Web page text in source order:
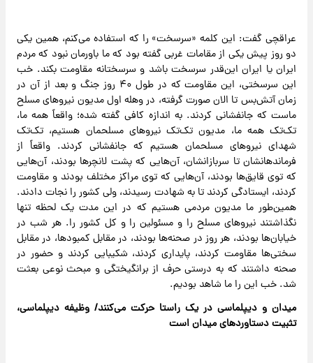
عراقچی گفت: این کلمه «سرسخت» را که استفاده می‌کنم، همین یکی
دو روز پیش یکی از مقامات غربی گفته بود که ما باورمان نبود که مردم
ایران یا ایران این‌قدر سرسخت باشد و سرسختانه مقاومت بکند. خب
این سرسختی، این مقاومت که در طول ۴۰ روز جنگ و بعد از آن در
زمان آتش‌بس تا الان صورت گرفته، در وهله اول مدیون نیروهای مسلح
ماست که جانفشانی کردند. به اندازه کافی گفته شده؛ واقعاً همه ما،
تک‌تک همه ما، مدیون تک‌تک نیروهای مسلحمان هستیم، تک‌تک
شهدای نیروهای مسلحمان هستیم که جانفشانی کردند. واقعاً از
فرماندهانشان تا سربازانشان، آن‌هایی که پشت لانچرها بودند، آن‌هایی
که توی قایق‌ها بودند، آن‌هایی که توی مراکز مختلف بودند و مقاومت
کردند، ایستادگی کردند تا به شهادت رسیدند، ولی کشور را نجات دادند.
همین‌طور ما مدیون مردمی هستیم که در این مدت یک لحظه تنها
نگذاشتند نیروهای مسلح را و مسئولین را و کل کشور را. هر شب در
خیابان‌ها بودند، هر روز در صحنه‌ها بودند، در مقابل کمبودها، در مقابل
سختی‌ها مقاومت کردند، پایداری کردند، شکیبایی کردند و حضور در
صحنه داشتند که به درستی حرف از برانگیختگی و مبحث نوعی بعثت
شد. خب این را ما شاهد بودیم.
میدان و دیپلماسی در یک راستا حرکت می‌کنند/ وظیفه دیپلماسی،
تثبیت دستاوردهای میدان است